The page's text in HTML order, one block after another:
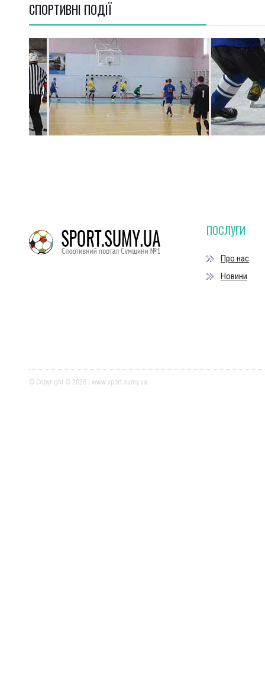
СПОРТИВНI ПОДІЇ
ПОСЛУГИ
Про нас
Новини
© Copyright © 2026 | www.sport.sumy.ua